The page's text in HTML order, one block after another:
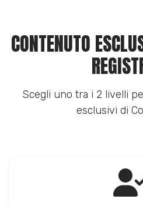
CONTENUTO
Scegli uno tra i 2 livelli
esclusivi di